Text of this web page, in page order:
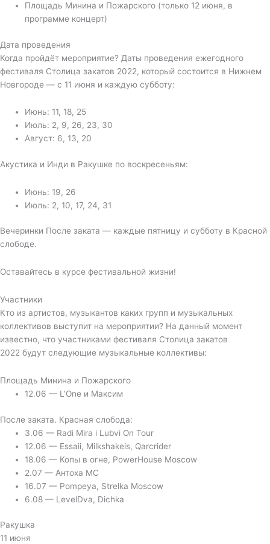
Площадь Минина и Пожарского (только 12 июня, в
программе концерт)
Дата проведения
Когда пройдёт мероприятие? Даты проведения ежегодного
фестиваля Столица закатов 2022, который состоится в Нижнем
Новгороде — с 11 июня и каждую субботу:
Июнь: 11, 18, 25
Июль: 2, 9, 26, 23, 30
Август: 6, 13, 20
Акустика и Инди в Ракушке по воскресеньям:
Июнь: 19, 26
Июль: 2, 10, 17, 24, 31
Вечеринки После заката — каждые пятницу и субботу в Красной
слободе.
Оставайтесь в курсе фестивальной жизни!
Участники
Кто из артистов, музыкантов каких групп и музыкальных
коллективов выступит на мероприятии? На данный момент
известно, что участниками фестиваля Столица закатов
2022 будут следующие музыкальные коллективы:
Площадь Минина и Пожарского
12.06 — L’One и Максим
После заката. Красная слобода:
3.06 — Radi Mira i Lubvi On Tour
12.06 — Essaii, Milkshakeis, Qarcrider
18.06 — Копы в огне, PowerHouse Moscow
2.07 — Антоха MC
16.07 — Pompeya, Strelka Moscow
6.08 — LevelDva, Dichka
Ракушка
11 июня